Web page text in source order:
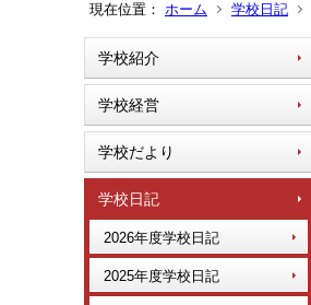
現在位置： ホーム 学校日記
学校紹介
学校経営
学校だより
学校日記
2026年度学校日記
2025年度学校日記